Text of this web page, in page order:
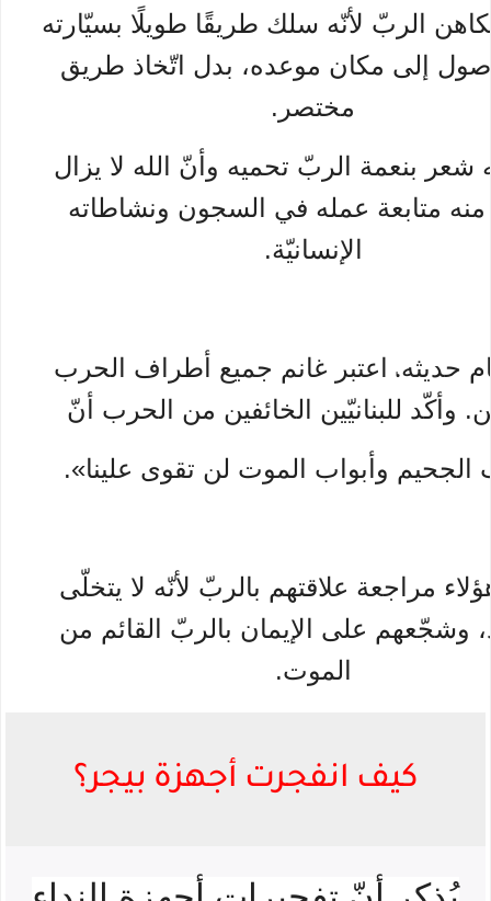
الربّ لأنّه سلك طريقًا طويلًا بسيّارته
إلى مكان موعده، بدل اتّخاذ طريق
مختصر.
شعر بنعمة الربّ تحميه وأنّ الله لا يزال
متابعة عمله في السجون ونشاطاته
الإنسانيّة.
حديثه،
اعتبر غانم جميع أطراف الحرب
وأكّد للبنانيّين الخائفين من الحرب أنّ
الجحيم وأبواب الموت لن تقوى علينا».
مراجعة علاقتهم بالربّ لأنّه لا يتخلّى
وشجّعهم على الإيمان بالربّ القائم من
الموت.
كيف انفجرت أجهزة بيجر؟